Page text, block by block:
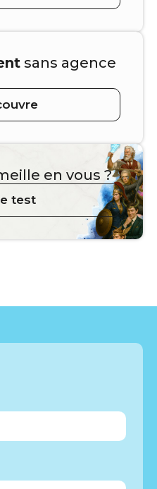
sans agence
en vous ?
test